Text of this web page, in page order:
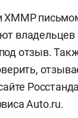
ХММР
владельцев
отзыв.
Auto.ru.